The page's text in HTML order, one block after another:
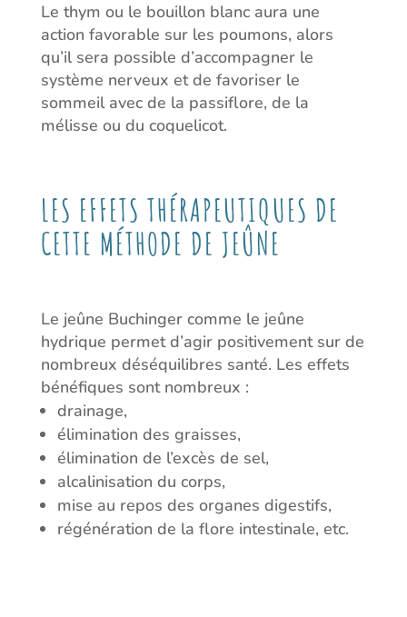
Le thym ou le bouillon blanc aura une
action favorable sur les poumons, alors
qu’il sera possible d’accompagner le
système nerveux et de favoriser le
sommeil avec de la passiflore, de la
mélisse ou du coquelicot.
LES EFFETS THÉRAPEUTIQUES DE
CETTE MÉTHODE DE JEÛNE
Le jeûne Buchinger comme le jeûne
hydrique permet d’agir positivement sur de
nombreux déséquilibres santé. Les effets
bénéfiques sont nombreux :
drainage,
élimination des graisses,
élimination de l’excès de sel,
alcalinisation du corps,
mise au repos des organes digestifs,
régénération de la flore intestinale, etc.